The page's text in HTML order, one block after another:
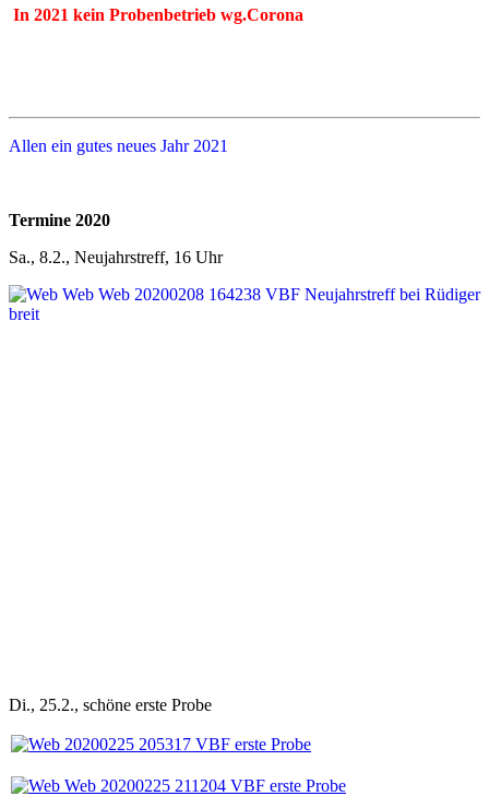
In 2021 kein Probenbetrieb wg.Corona
Allen ein gutes neues Jahr 2021
Termine 2020
Sa., 8.2., Neujahrstreff, 16 Uhr
Di., 25.2., schöne erste Probe